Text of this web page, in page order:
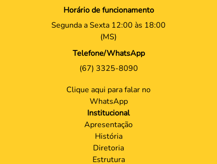
Horário de funcionamento
Segunda a Sexta 12:00 às 18:00
(MS)
Telefone/WhatsApp
(67) 3325-8090
Clique aqui para falar no
WhatsApp
Institucional
Apresentação
História
Diretoria
Estrutura